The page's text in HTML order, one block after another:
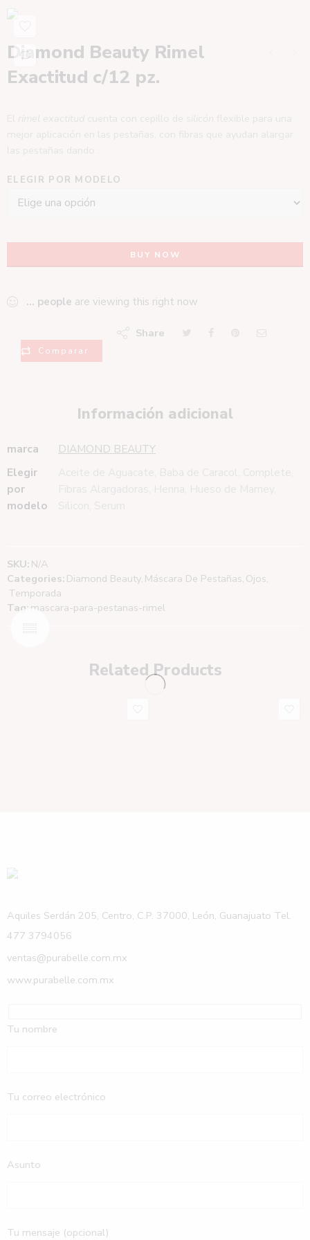
Diamond Beauty Rimel
Exactitud c/12 pz.
ELEGIR POR MODELO
BUY NOW
... people are viewing this right now
Comparar
Share
Información adicional
marca
DIAMOND BEAUTY
Elegir
por
modelo
SKU: N/A
Categories: Diamond Beauty, Máscara De Pestañas, Ojos,
Temporada
Tag: mascara-para-pestanas-rimel
Related Products
Aquiles Serdán 205, Centro, C.P. 37000, León, Guanajuato Tel.
477 3794056
ventas@purabelle.com.mx
www.purabelle.com.mx
Tu nombre
Tu correo electrónico
Asunto
Tu mensaje (opcional)